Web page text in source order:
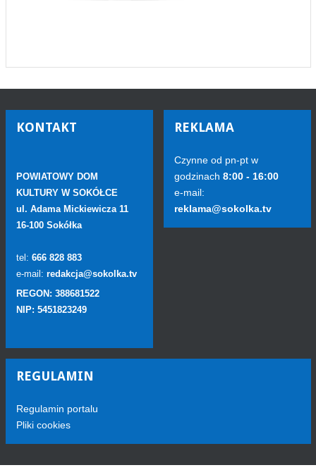
KONTAKT
POWIATOWY DOM
KULTURY W SOKÓŁCE
ul. Adama Mickiewicza 11
16-100 Sokółka
tel: 666 828 883
e-mail: redakcja@sokolka.tv
REGON: 388681522
NIP: 5451823249
REKLAMA
Czynne od pn-pt w
godzinach 8:00 - 16:00
e-mail:
reklama@sokolka.tv
REGULAMIN
Regulamin portalu
Pliki cookies